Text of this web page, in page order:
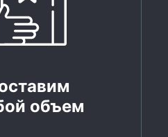
объем